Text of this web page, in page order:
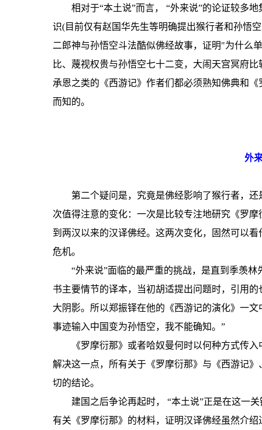
相对于“本土说”而言， “外来说”的论证较多
识(目前仅有赵国华先生等明确提出猴行者和孙悟
二郎神与孙悟空斗法酷似佛经故事，证明"为什么
比、蔑视权贵与孙悟空七十二变，大闹天宫冥府
承恩之类的《西游记》作者们都必须熟知佛典和
而知的。
外
第二个疑问是，究竟是佛经影响了猴行者，
次值得注意的变化：一次是比较专注地研究《罗
到两汉以来的汉译佛经。这两次变化，固然可以
危机。
“外来说”面临的最严重的挑战，是直到季羡
书主要情节的译本，当初胡适提出问题时，引用
大阴影。所以郑振铎在他的《西游记的演化》一
事迹输入中国变为孙悟空，我不能确知。”
《罗摩衍那》或者哈奴曼何时以何种方式传
解决这一点，所有关于《罗摩衍那》与《西游记
切的结论。
建国之后争论再起时， “本土说”正是在这一
有关《罗摩衍那》的材料，证明汉译佛经虽然介